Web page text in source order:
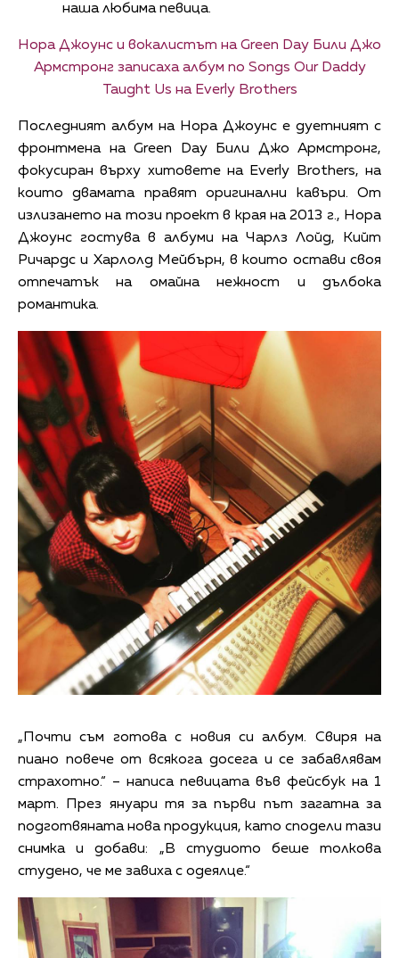
наша любима певица.
Нора Джоунс и вокалистът на Green Day Били Джо
Армстронг записаха албум по Songs Our Daddy
Taught Us на Everly Brothers
Последният албум на Нора Джоунс е дуетният с
фронтмена на Green Day Били Джо Армстронг,
фокусиран върху хитовете на Everly Brothers, на
които двамата правят оригинални кавъри. От
излизането на този проект в края на 2013 г., Нора
Джоунс гостува в албуми на Чарлз Лойд, Кийт
Ричардс и Харлолд Мейбърн, в които остави своя
отпечатък на омайна нежност и дълбока
романтика.
„Почти съм готова с новия си албум. Свиря на
пиано повече от всякога досега и се забавлявам
страхотно.“ – написа певицата във фейсбук на 1
март. През януари тя за първи път загатна за
подготвяната нова продукция, като сподели тази
снимка и добави: „В студиото беше толкова
студено, че ме завиха с одеялце.“